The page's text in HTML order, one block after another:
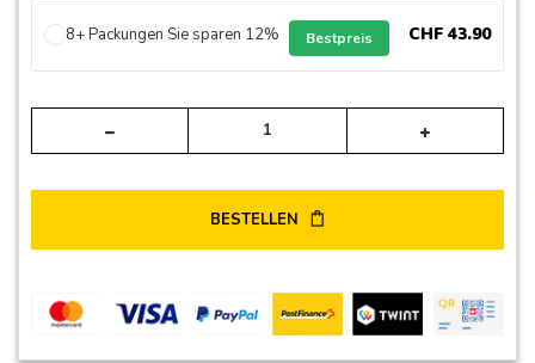
8+ Packungen Sie sparen 12% Bestpreis CHF 43.90
BESTELLEN